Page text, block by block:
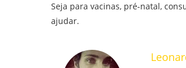
Seja para vacinas, pré-natal,
ajudar.